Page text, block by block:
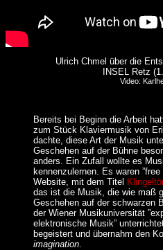
Ulrich Chmel über die
INSEL Retz
Video:
Bereits bei Beginn die Arbeit
zum Stück Klaviermusik von
dachte, diese Art der Musik
Geschehen auf der Bühne
anders. Ein Zufall wollte es
kennenzulernen. Es waren
Website, mit dem Titel
das ist die Musik, die wie maß
Geschehen auf der schwarzen
der Wiener Musikuniversität
elektronische Musik”
begeistert und übernahm den
imagination